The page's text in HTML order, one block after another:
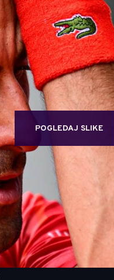
POGLEDAJ SLIKE